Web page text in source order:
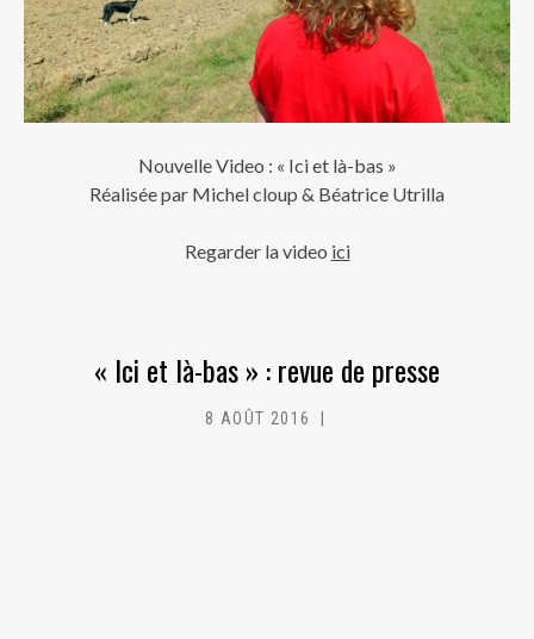
Nouvelle Video : « Ici et là-bas »
Réalisée par Michel cloup & Béatrice Utrilla
Regarder la video ici
« Ici et là-bas » : revue de presse
8 AOÛT 2016